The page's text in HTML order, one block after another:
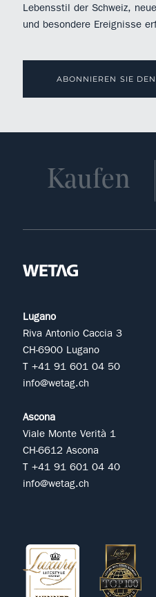
Lebensstil der Schweiz,
und besondere Ereignisse
ABONNIEREN SIE
Kaufen
Lugano
Riva Antonio Caccia 3
CH-6900 Lugano
T +41 91 601 04 50
info@wetag.ch
Ascona
Viale Monte Verità 1
CH-6612 Ascona
T +41 91 601 04 40
info@wetag.ch